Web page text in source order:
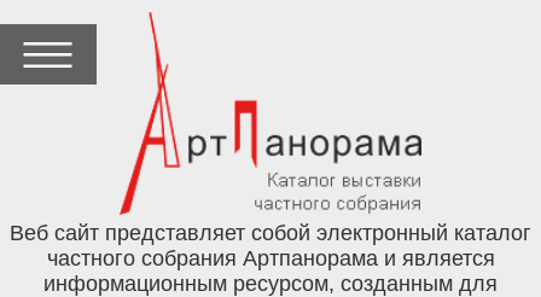
Веб сайт представляет собой электронный каталог
частного собрания Артпанорама и является
информационным ресурсом, созданным для